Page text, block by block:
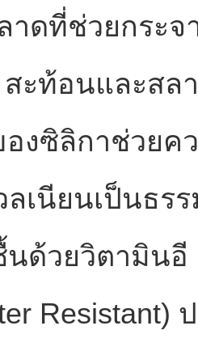
าดที่ช่วยกระจ
ะท้อนและสล
งซิลิกาช่วยค
เนียนเป็นธร
ด้วยวิตามินอี
Resistant)